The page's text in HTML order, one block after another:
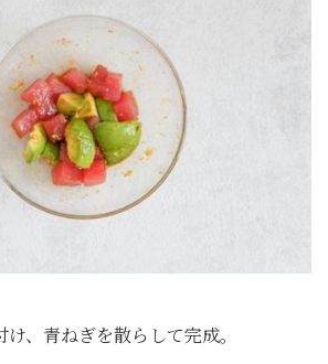
、青ねぎを散らして完成。